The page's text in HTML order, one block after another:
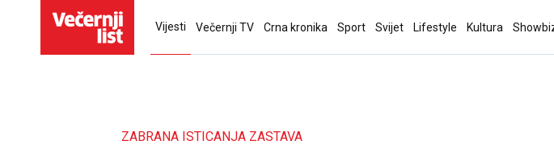
Vijesti Večernji TV Crna kronika Sport Svijet Lifestyle Kultura
ZABRANA ISTICANJA ZASTAVA